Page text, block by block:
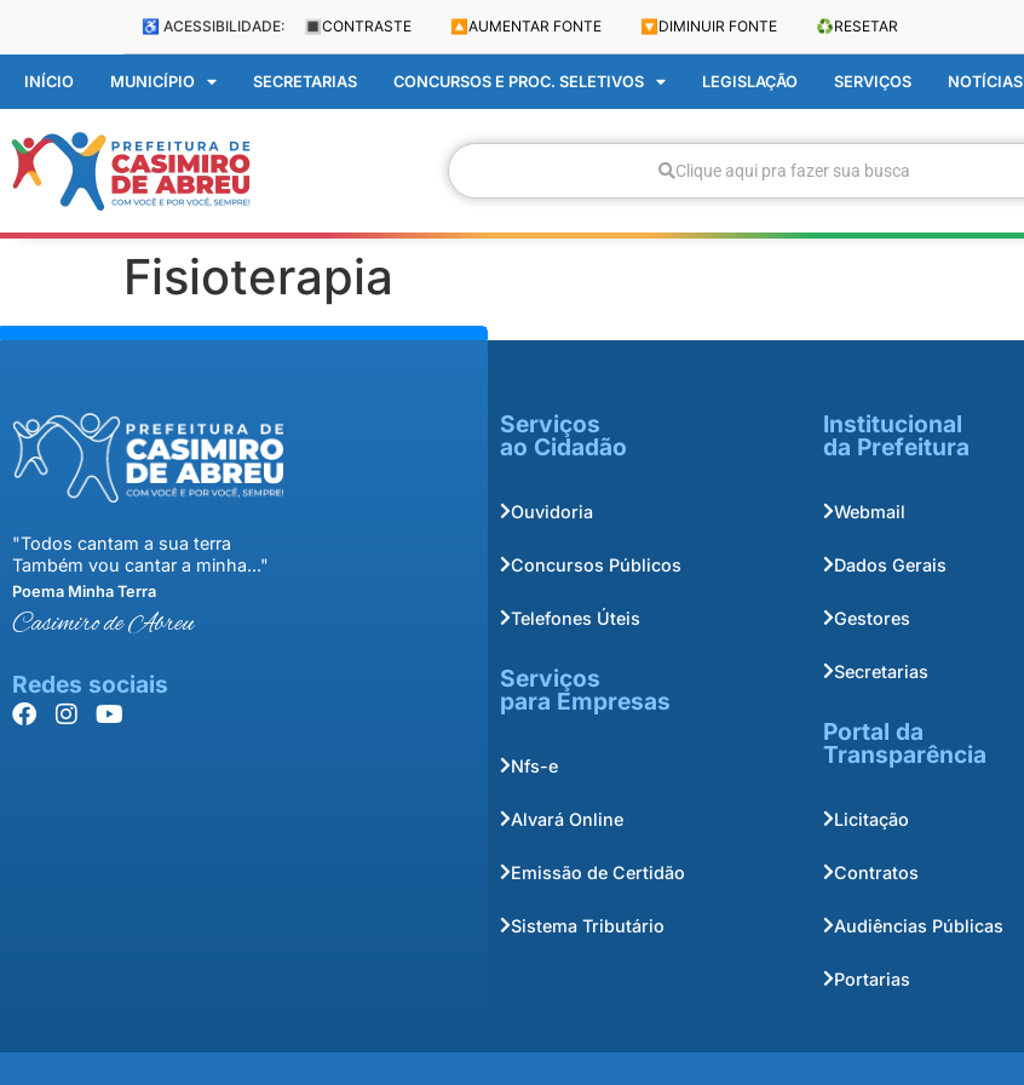
♿ ACESSIBILIDADE: 🔳 CONTRASTE 🔼 AUMENTAR FONTE 🔽 DIMINUIR FONTE ♻️RESETAR
INÍCIO MUNICÍPIO SECRETARIAS CONCURSOS E PROC. SELETIVOS LEGISLAÇÃO SERVIÇOS NOTÍCIAS
Clique aqui pra fazer sua busca
Fisioterapia
"Todos cantam a sua terra
Também vou cantar a minha..."
Poema Minha Terra
Casimiro de Abreu
Redes sociais
Serviços
ao Cidadão
Ouvidoria
Concursos Públicos
Telefones Úteis
Serviços
para Empresas
Nfs-e
Alvará Online
Emissão de Certidão
Sistema Tributário
Institucional
da Prefeitura
Webmail
Dados Gerais
Gestores
Secretarias
Portal da
Transparência
Licitação
Contratos
Audiências Públicas
Portarias